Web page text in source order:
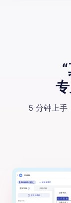
5 分钟上手